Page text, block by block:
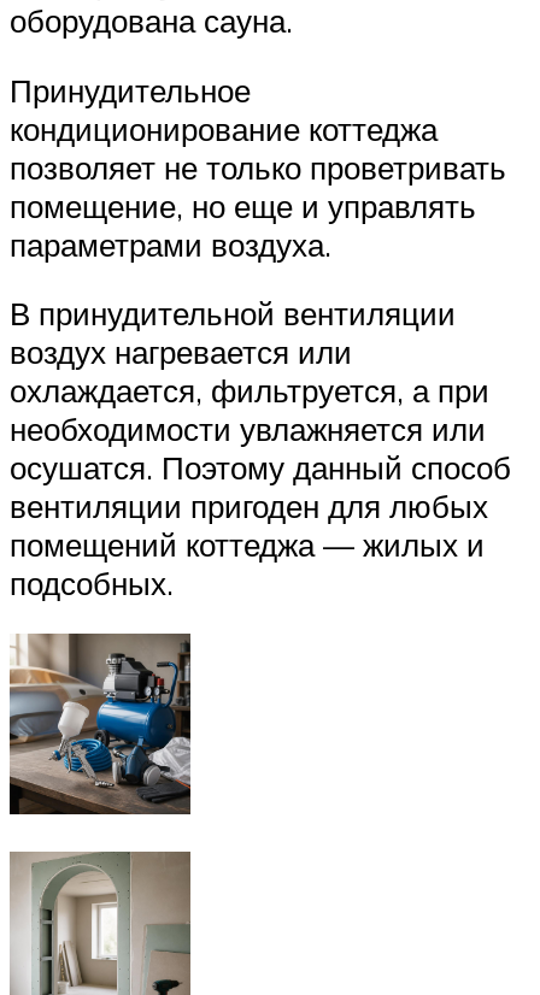
оборудована сауна.
Принудительное
кондиционирование коттеджа
позволяет не только проветривать
помещение, но еще и управлять
параметрами воздуха.
В принудительной вентиляции
воздух нагревается или
охлаждается, фильтруется, а при
необходимости увлажняется или
осушатся. Поэтому данный способ
вентиляции пригоден для любых
помещений коттеджа — жилых и
подсобных.